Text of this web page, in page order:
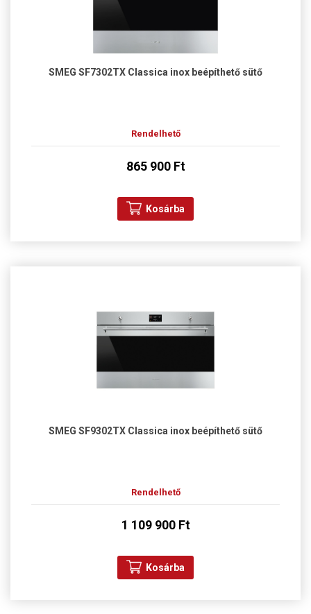
SMEG SF7302TX Classica inox beépíthető sütő
Rendelhető
865 900 Ft
Kosárba
SMEG SF9302TX Classica inox beépíthető sütő
Rendelhető
1 109 900 Ft
Kosárba